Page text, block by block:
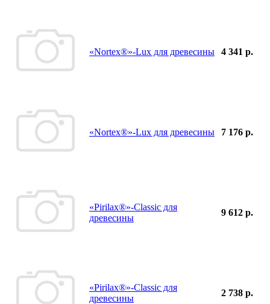
«Nortex®»-Lux для древесины 4 341 р.
«Nortex®»-Lux для древесины 7 176 р.
«Pirilax®»-Classic для
древесины
9 612 р.
«Pirilax®»-Classic для
древесины
2 738 р.